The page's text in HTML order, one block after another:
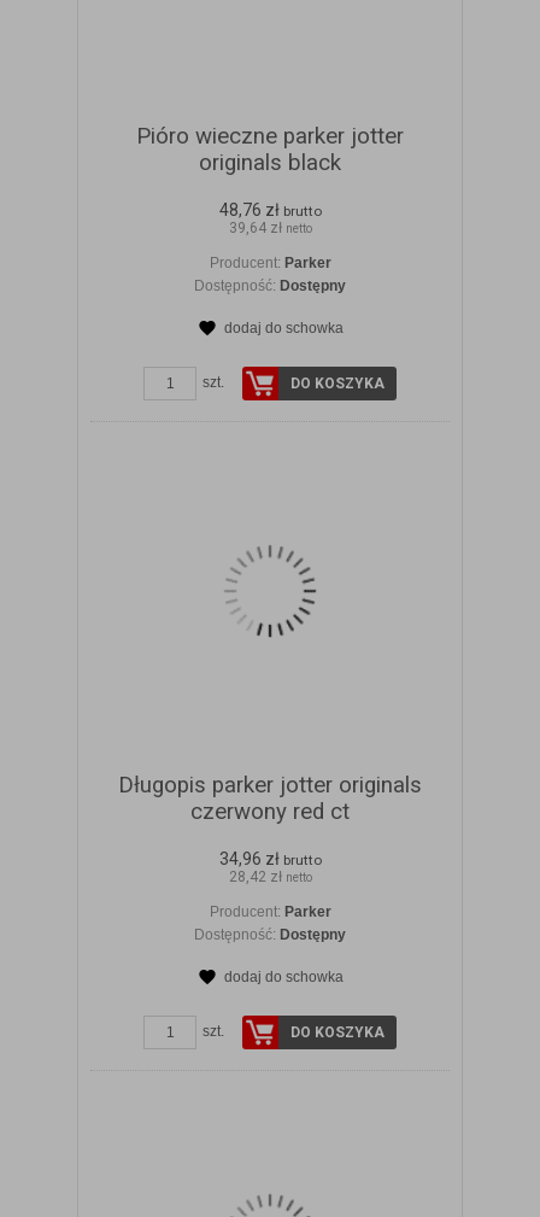
Pióro wieczne parker jotter
originals black
48,76 zł brutto
39,64 zł netto
Producent: Parker
Dostępność: Dostępny
dodaj do schowka
szt. DO KOSZYKA
Długopis parker jotter originals
czerwony red ct
34,96 zł brutto
28,42 zł netto
Producent: Parker
Dostępność: Dostępny
dodaj do schowka
szt. DO KOSZYKA